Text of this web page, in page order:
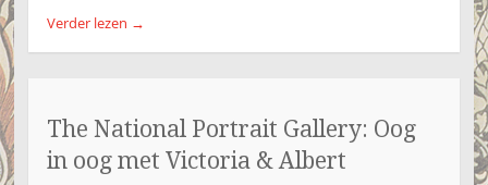
Verder lezen →
The National Portrait Gallery: Oog
in oog met Victoria & Albert